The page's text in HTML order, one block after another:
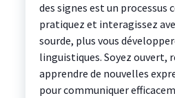
des signes est un processus
pratiquez et interagissez
sourde, plus vous
linguistiques. Soyez ouvert,
apprendre de nouvelles
pour communiquer